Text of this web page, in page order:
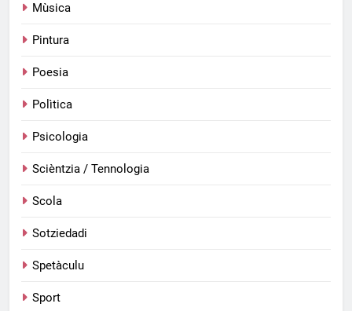
Mùsica
Pintura
Poesia
Polìtica
Psicologia
Scièntzia / Tennologia
Scola
Sotziedadi
Spetàculu
Sport